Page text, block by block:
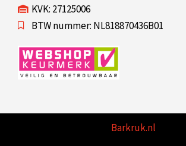
KVK: 27125006
BTW nummer: NL818870436B01
Barkruk.nl